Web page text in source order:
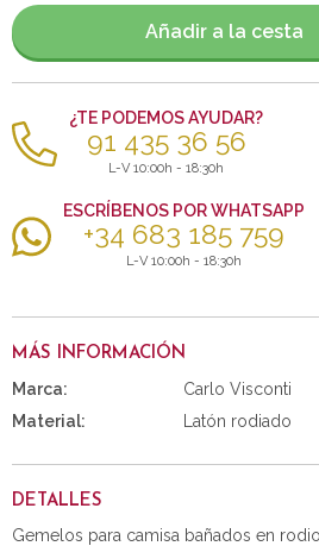
artículos
Añadir a la cesta
¿TE PODEMOS AYUDAR?
91 435 36 56
L-V 10:00h - 18:30h
ESCRÍBENOS POR WHATSAPP
+34 683 185 759
L-V 10:00h - 18:30h
MÁS INFORMACIÓN
Marca:
Carlo Visconti
Material:
Latón rodiado
DETALLES
Gemelos para camisa bañados en